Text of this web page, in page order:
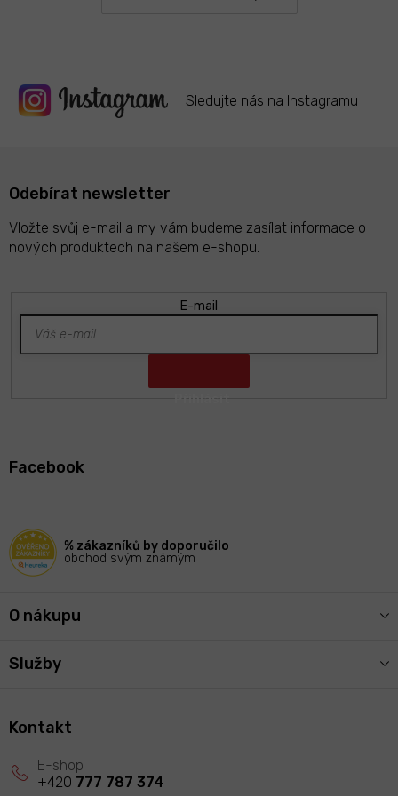
s
u
Sledujte nás na Instagramu
Odebírat newsletter
Vložte svůj e-mail a my vám budeme zasílat informace o
nových produktech na našem e-shopu.
E-mail
Facebook
% zákazníků by doporučilo
obchod svým známým
O nákupu
Služby
Kontakt
+420 777 787 374